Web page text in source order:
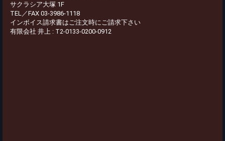
サクラシア大塚 1F
TEL／FAX 03-3986-1118
インボイス請求書はご注文時にご請求下さい
有限会社 井上 : T2-0133-0200-0912